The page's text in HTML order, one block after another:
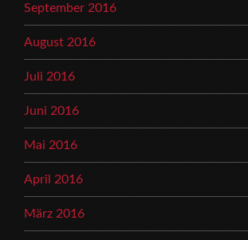
September 2016
August 2016
Juli 2016
Juni 2016
Mai 2016
April 2016
März 2016